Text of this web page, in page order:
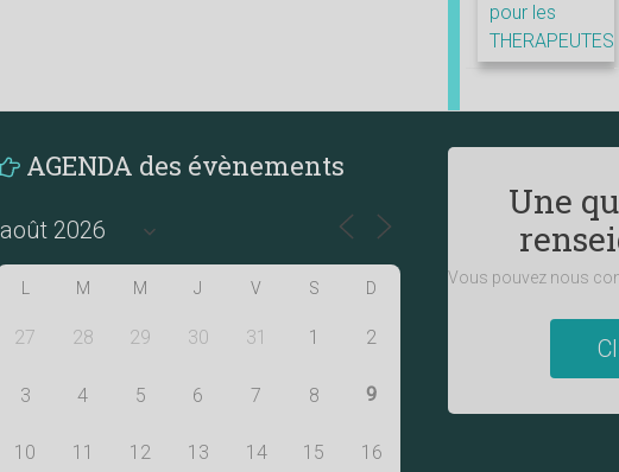
pour les
THERAPEUTES
AGENDA des évènements
M M J V S D
27 28 29 30 31 1 2
3 4 5 6 7 8 9
10 11 12 13 14 15 16
Une
Vous pouvez nous